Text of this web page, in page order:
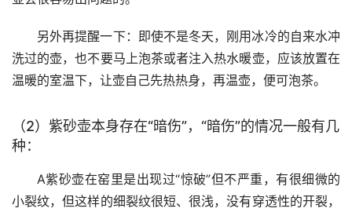
另外再提醒一下：即使不是冬天，刚用冰冷的自来水冲
洗过的壶，也不要马上泡茶或者注入热水暖壶，应该放置在
温暖的室温下，让壶自己先热热身，再温壶，便可泡茶。
（2）紫砂壶本身存在“暗伤”，“暗伤”的情况一般有几
种：
A紫砂壶在窑里是出现过“惊破”但不严重，有很细微的
小裂纹，但这样的细裂纹很短、很浅，没有穿透性的开裂，